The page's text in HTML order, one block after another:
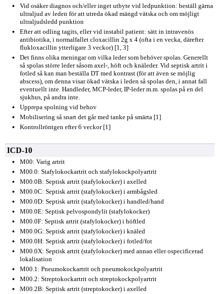
Vid osäker diagnos och/eller inget utbyte vid ledpunktion: beställ gärna
ultraljud av leden för att utreda ökad mängd vätska och om möjligt
ultraljudsledd punktion
Efter att odling tagits, eller vid instabil patient: sätt in intravenös
antibiotika, i normalfallet cloxacillin 2g x 4 (ofta i en vecka, därefter
flukloxacillin ytterligare 3 veckor) [1, 3]
Det finns olika meningar om vilka leder som behöver spolas. Generellt
så spolas större leder såsom axel-, höft och knäleder. Vid septisk artrit i
fotled så kan man beställa DT med kontrast (för att även se möjlig
abscess), om denna visar ökad vätska i leden så spolas den, i annat fall
eventuellt inte. Handleder, MCP-leder, IP-leder m.m. spolas på en del
sjukhus, på andra inte.
Upprepa spolning vid behov
Mobilisering så snart det går med tanke på smärta [1]
Kontrollröntgen efter 6 veckor [1]
ICD-10
M00: Varig artrit
M00.0: Stafylokockartrit och stafylokockpolyartrit
M00.0B: Septisk artrit (stafylokocker) i axelled
M00.0C: Septisk artrit (stafylokocker) i armbågsled
M00.0D: Septisk artrit (stafylokocker) i handled/hand
M00.0E: Septisk pelvospondylit (stafylokocker)
M00.0F: Septisk artrit (stafylokocker) i höftled
M00.0G: Septisk artrit (stafylokocker) i knäled
M00.0H: Septisk artrit (stafylokocker) i fotled/fot
M00.0X: Septisk artrit (stafylokocker) med annan eller ospecificerad
lokalisation
M00.1: Pneumokockartrit och pneumokockpolyartrit
M00.2: Streptokockartrit och streptokockpolyartrit
M00.2B: Septisk artrit (streptokocker) i axelled